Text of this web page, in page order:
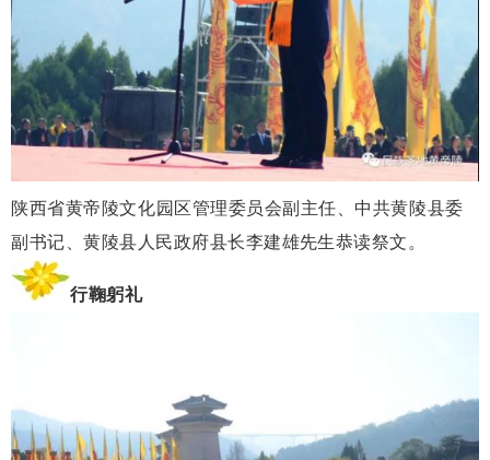
陕西省黄帝陵文化园区管理委员会副主任、中共黄陵县委
副书记、黄陵县人民政府县长李建雄先生恭读祭文。
行鞠躬礼